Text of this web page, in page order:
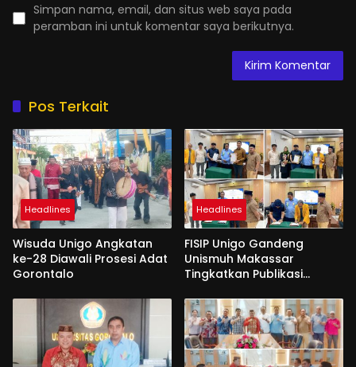
Simpan nama, email, dan situs web saya pada
peramban ini untuk komentar saya berikutnya.
Pos Terkait
Headlines
Wisuda Unigo Angkatan
ke-28 Diawali Prosesi Adat
Gorontalo
Headlines
FISIP Unigo Gandeng
Unismuh Makassar
Tingkatkan Publikasi